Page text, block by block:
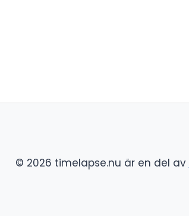
© 2026 timelapse.nu är en del av